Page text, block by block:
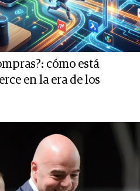
cómo está
en la era de los